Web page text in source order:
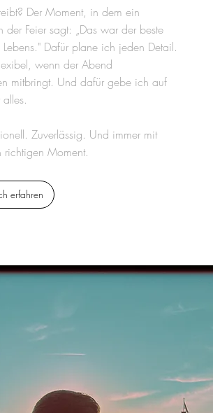
Der Moment, in dem ein
der Feier sagt: „Das war der beste
Dafür plane ich jeden Detail.
wenn der Abend
mitbringt. Und dafür gebe ich auf
Zuverlässig. Und immer mit
richtigen Moment.
erfahren